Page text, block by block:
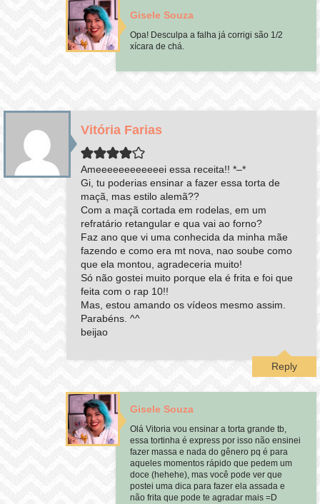
Gisele Souza
Opa! Desculpa a falha já corrigi são 1/2
xícara de chá.
Vitória Farias
Ameeeeeeeeeeeei essa receita!! *–*
Gi, tu poderias ensinar a fazer essa torta de
maçã, mas estilo alemã??
Com a maçã cortada em rodelas, em um
refratário retangular e qua vai ao forno?
Faz ano que vi uma conhecida da minha mãe
fazendo e como era mt nova, nao soube como
que ela montou, agradeceria muito!
Só não gostei muito porque ela é frita e foi que
feita com o rap 10!!
Mas, estou amando os vídeos mesmo assim.
Parabéns. ^^
beijao
Reply
Gisele Souza
Olá Vitoria vou ensinar a torta grande tb,
essa tortinha é express por isso não ensinei
fazer massa e nada do gênero pq é para
aqueles momentos rápido que pedem um
doce (hehehe), mas você pode ver que
postei uma dica para fazer ela assada e
não frita que pode te agradar mais =D